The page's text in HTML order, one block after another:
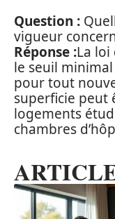
Question :
vigueur
Réponse :La
le seuil
pour tout
superficie peut
logements
chambres